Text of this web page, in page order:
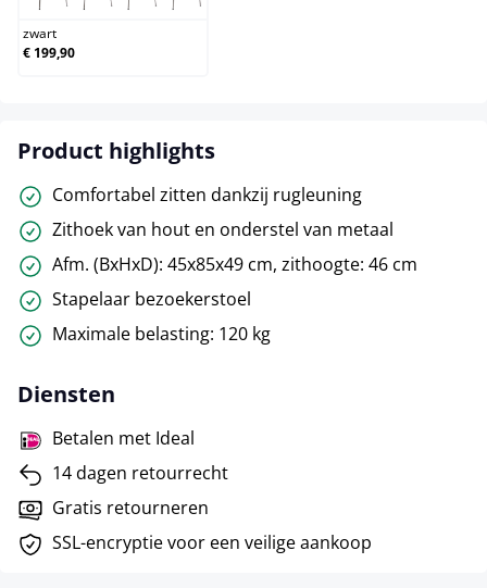
zwart
€ 199,90
Product highlights
Comfortabel zitten dankzij rugleuning
Zithoek van hout en onderstel van metaal
Afm. (BxHxD): 45x85x49 cm, zithoogte: 46 cm
Stapelaar bezoekerstoel
Maximale belasting: 120 kg
Diensten
Betalen met Ideal
14 dagen retourrecht
Gratis retourneren
SSL-encryptie voor een veilige aankoop